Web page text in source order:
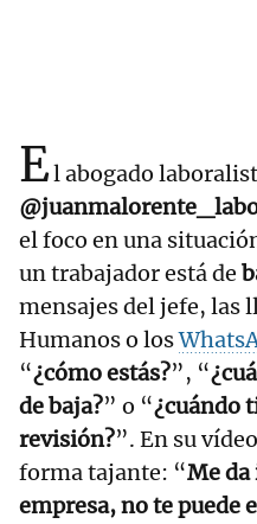
El abogado
el foco en una
un trabajador está de
mensajes del jefe, las
Humanos o los
“¿cómo estás?”, “
de baja?” o “¿cuándo
revisión?”. En su
forma tajante: “Me da
empresa, no te puede